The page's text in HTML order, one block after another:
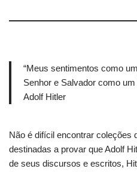
“Meus sentimentos como
Senhor e Salvador como um
Adolf Hitler
Não é difícil encontrar coleções
destinadas a provar que Adolf
de seus discursos e escritos,